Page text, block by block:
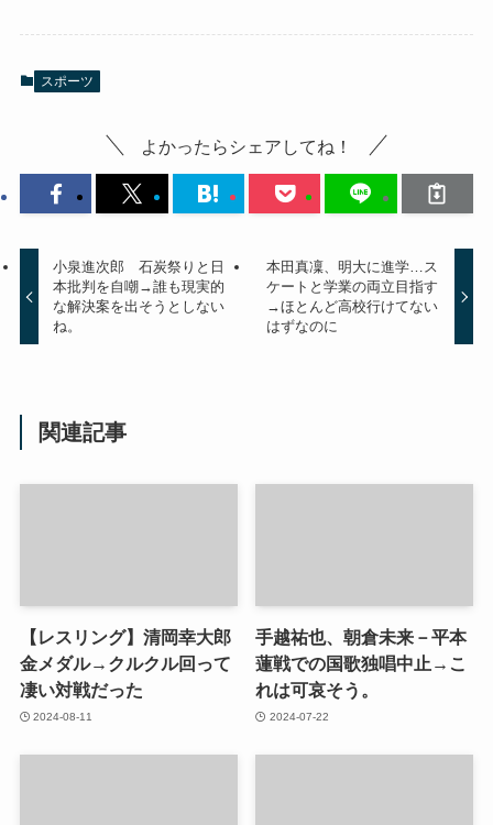
スポーツ
よかったらシェアしてね！
小泉進次郎 石炭祭りと日
本批判を自嘲→誰も現実的
な解決案を出そうとしない
ね。
本田真凜、明大に進学…ス
ケートと学業の両立目指す
→ほとんど高校行けてない
はずなのに
関連記事
【レスリング】清岡幸大郎
金メダル→クルクル回って
凄い対戦だった
2024-08-11
手越祐也、朝倉未来－平本
蓮戦での国歌独唱中止→こ
れは可哀そう。
2024-07-22